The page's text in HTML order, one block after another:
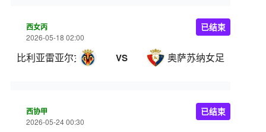
西女丙
2026-05-18 02:00
比利亚雷亚尔女足 VS 奥萨苏纳女足
已结束
西协甲
2026-05-24 00:30
已结束